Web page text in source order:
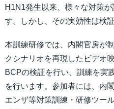
H1N1発生以来、様々な対策
す。しかし、その実効性は検
本訓練研修では、内閣官房が
クシナリオを再現したビデオ
BCPの検証を行い、訓練を実
を行います。参加者には、内
エンザ等対策訓練・研修ツー